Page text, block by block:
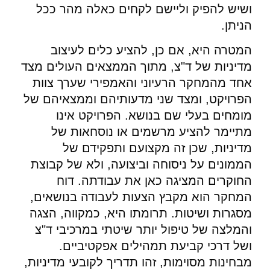
ושיש להפיק וליישם לקחים כאלה מהר ככל
הניתן.
המטרה היא, אם כן, להציע כלים לעיצוב
מדיניות של ד"צ, מתוך הממצאים העולים מצד
אחד מהמחקר הרעיוני והאמפירי שערך צוות
הפרויקט, ומצד שני מדעותיהם וממצאיהם של
מומחים בעלי שם בנושא. הפרויקט אינו
מתיימר להציע מרשמים או נוסחאות של
מדיניות, שכן זה מקצועם ותפקידם של
הממונים על ניסוחה וביצועה, ולא של קבוצת
החוקרים המציגה כאן את עבודתה. דוח
המחקר הוא מקבץ הצעות לעבודה בנושאים,
מסגרות ושיטות. תרומתו היא, כמקווה, הצגה
והמלצה של טיפול יותר שיטתי במרכיבי ד"צ
ושל דרכי קביעת תמהילים אפקטיביים.
מבחינות מסוימות, זהו תדריך לקובעי מדיניות,